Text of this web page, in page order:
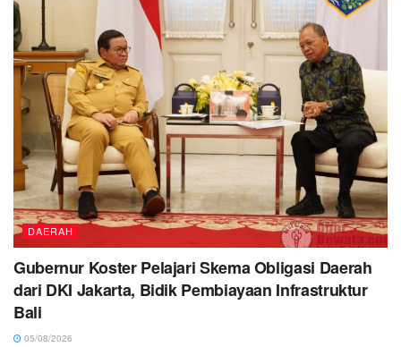
DAERAH
Gubernur Koster Pelajari Skema Obligasi Daerah
dari DKI Jakarta, Bidik Pembiayaan Infrastruktur
Bali
05/08/2026